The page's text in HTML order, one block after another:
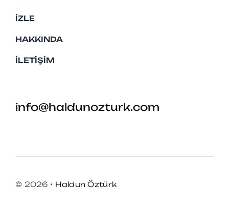
İZLE
HAKKINDA
İLETIŞIM
info@haldunozturk.com
© 2026 • Haldun Öztürk